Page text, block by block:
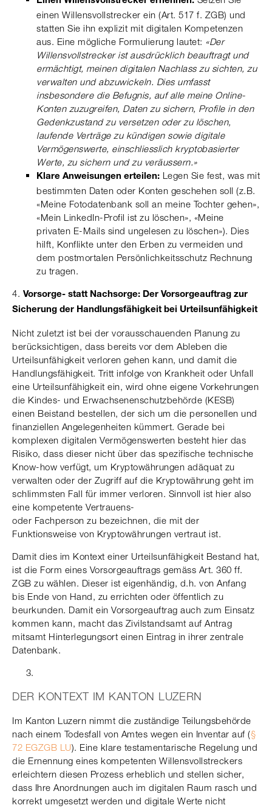
einen Willensvollstrecker ein (Art. 517 f. ZGB) und
statten Sie ihn explizit mit digitalen Kompetenzen
aus. Eine mögliche Formulierung lautet: «Der
Willensvollstrecker ist ausdrücklich beauftragt und
ermächtigt, meinen digitalen Nachlass zu sichten, zu
verwalten und abzuwickeln. Dies umfasst
insbesondere die Befugnis, auf alle meine Online-
Konten zuzugreifen, Daten zu sichern, Profile in den
Gedenkzustand zu versetzen oder zu löschen,
laufende Verträge zu kündigen sowie digitale
Vermögenswerte, einschliesslich kryptobasierter
Werte, zu sichern und zu veräussern.»
Klare Anweisungen erteilen: Legen Sie fest, was mit
bestimmten Daten oder Konten geschehen soll (z.B.
«Meine Fotodatenbank soll an meine Tochter gehen»,
«Mein LinkedIn-Profil ist zu löschen», «Meine
privaten E-Mails sind ungelesen zu löschen»). Dies
hilft, Konflikte unter den Erben zu vermeiden und
dem postmortalen Persönlichkeitsschutz Rechnung
zu tragen.
4. Vorsorge- statt Nachsorge: Der Vorsorgeauftrag zur
Sicherung der Handlungsfähigkeit bei Urteilsunfähigkeit
Nicht zuletzt ist bei der vorausschauenden Planung zu
berücksichtigen, dass bereits vor dem Ableben die
Urteilsunfähigkeit verloren gehen kann, und damit die
Handlungsfähigkeit. Tritt infolge von Krankheit oder Unfall
eine Urteilsunfähigkeit ein, wird ohne eigene Vorkehrungen
die Kindes- und Erwachsenenschutzbehörde (KESB)
einen Beistand bestellen, der sich um die personellen und
finanziellen Angelegenheiten kümmert. Gerade bei
komplexen digitalen Vermögenswerten besteht hier das
Risiko, dass dieser nicht über das spezifische technische
Know-how verfügt, um Kryptowährungen adäquat zu
verwalten oder der Zugriff auf die Kryptowährung geht im
schlimmsten Fall für immer verloren. Sinnvoll ist hier also
eine kompetente Vertrauens-
oder Fachperson zu bezeichnen, die mit der
Funktionsweise von Kryptowährungen vertraut ist.
Damit dies im Kontext einer Urteilsunfähigkeit Bestand hat,
ist die Form eines Vorsorgeauftrags gemäss Art. 360 ff.
ZGB zu wählen. Dieser ist eigenhändig, d.h. von Anfang
bis Ende von Hand, zu errichten oder öffentlich zu
beurkunden. Damit ein Vorsorgeauftrag auch zum Einsatz
kommen kann, macht das Zivilstandsamt auf Antrag
mitsamt Hinterlegungsort einen Eintrag in ihrer zentrale
Datenbank.
DER KONTEXT IM KANTON LUZERN
Im Kanton Luzern nimmt die zuständige Teilungsbehörde
nach einem Todesfall von Amtes wegen ein Inventar auf (§
72 EGZGB LU). Eine klare testamentarische Regelung und
die Ernennung eines kompetenten Willensvollstreckers
erleichtern diesen Prozess erheblich und stellen sicher,
dass Ihre Anordnungen auch im digitalen Raum rasch und
korrekt umgesetzt werden und digitale Werte nicht